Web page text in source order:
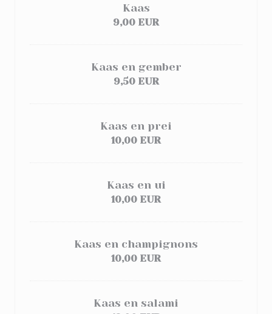
Kaas
9,00 EUR
Kaas en gember
9,50 EUR
Kaas en prei
10,00 EUR
Kaas en ui
10,00 EUR
Kaas en champignons
10,00 EUR
Kaas en salami